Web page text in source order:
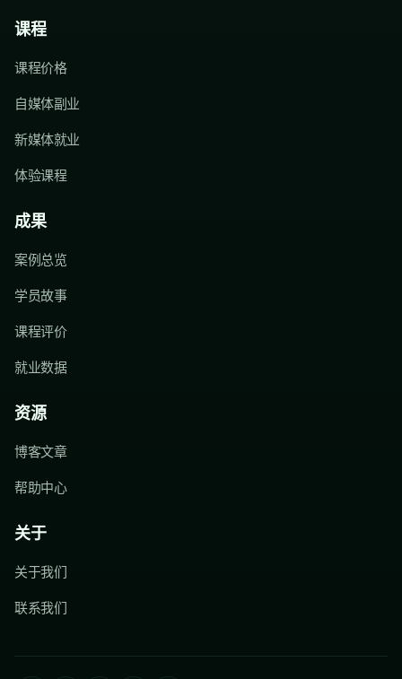
课程
课程价格
自媒体副业
新媒体就业
体验课程
成果
案例总览
学员故事
课程评价
就业数据
资源
博客文章
帮助中心
关于
关于我们
联系我们